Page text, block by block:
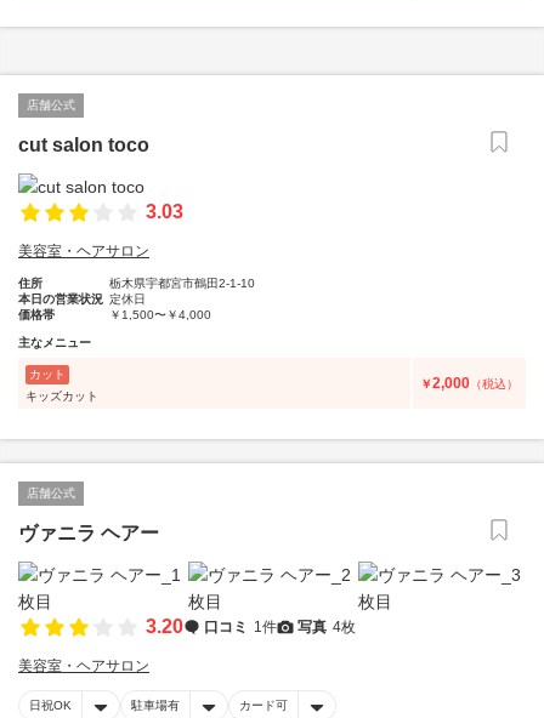
店舗公式
cut salon toco
3.03
美容室・ヘアサロン
住所
栃木県宇都宮市鶴田2-1-10
本日の営業状況 定休日
価格帯
￥1,500〜￥4,000
主なメニュー
カット
キッズカット
￥2,000 （税込）
店舗公式
ヴァニラ ヘアー
3.20 口コミ 1件 写真 4枚
美容室・ヘアサロン
日祝OK 駐車場有 カード可